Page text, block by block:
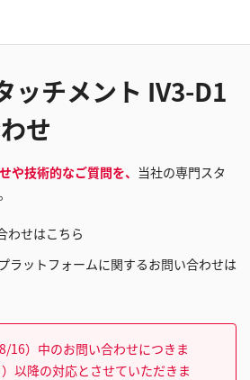
ッチメント IV3-D1
せ
や技術的なご質問を、 当社の専門スタ
わせはこちら
ラットフォームに関するお問い合わせは
16）中のお問い合わせにつきま
以降の対応とさせていただきま